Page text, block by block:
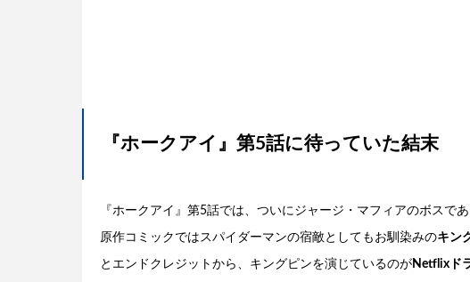
『ホークアイ』第5話に待っていた結末
『ホークアイ』第5話では、ついにジャージ・マフィアのボスで
原作コミックではスパイダーマンの宿敵としてもお馴染みのキン
とエンドクレジットから、キングピンを演じているのがNetflixド